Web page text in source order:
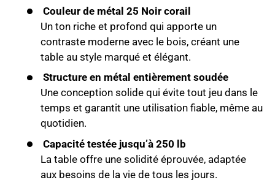
Couleur de métal 25 Noir corail
Un ton riche et profond qui apporte un
contraste moderne avec le bois, créant une
table au style marqué et élégant.
Structure en métal entièrement soudée
Une conception solide qui évite tout jeu dans le
temps et garantit une utilisation fiable, même au
quotidien.
Capacité testée jusqu’à 250 lb
La table offre une solidité éprouvée, adaptée
aux besoins de la vie de tous les jours.